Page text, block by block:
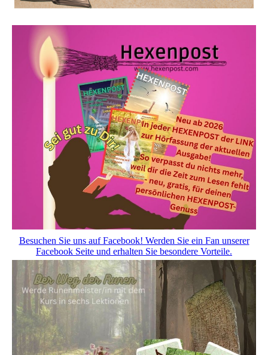
Besuchen Sie uns auf Facebook! Werden Sie ein Fan unserer
Facebook Seite und erhalten Sie besondere Vorteile.